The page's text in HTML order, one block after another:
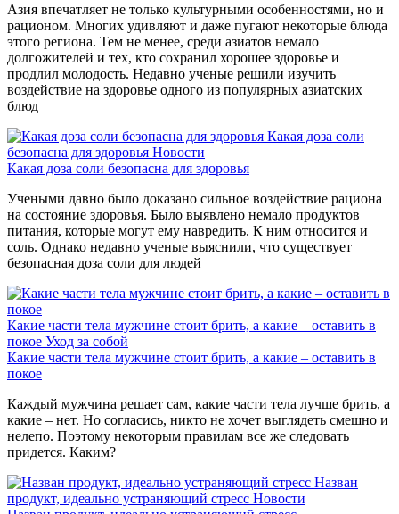
Азия впечатляет не только культурными особенностями, но и
рационом. Многих удивляют и даже пугают некоторые блюда
этого региона. Тем не менее, среди азиатов немало
долгожителей и тех, кто сохранил хорошее здоровье и
продлил молодость. Недавно ученые решили изучить
воздействие на здоровье одного из популярных азиатских
блюд
Какая доза соли
безопасна для здоровья Новости
Какая доза соли безопасна для здоровья
Учеными давно было доказано сильное воздействие рациона
на состояние здоровья. Было выявлено немало продуктов
питания, которые могут ему навредить. К ним относится и
соль. Однако недавно ученые выяснили, что существует
безопасная доза соли для людей
Какие части тела мужчине стоит брить, а какие – оставить в
покое Уход за собой
Какие части тела мужчине стоит брить, а какие – оставить в
покое
Каждый мужчина решает сам, какие части тела лучше брить, а
какие – нет. Но согласись, никто не хочет выглядеть смешно и
нелепо. Поэтому некоторым правилам все же следовать
придется. Каким?
Назван
продукт, идеально устраняющий стресс Новости